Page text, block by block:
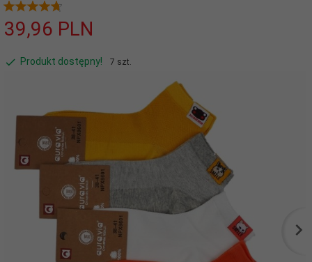
39,96 PLN
Produkt dostępny! 7 szt.